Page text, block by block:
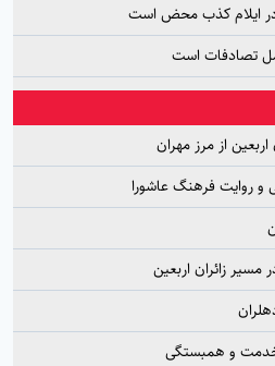
ایلام کذب محض است
تصادفات است
از مرز مهران
و روایت فرهنگ عاشورا
زائران اربعین
خدمت و همبستگی